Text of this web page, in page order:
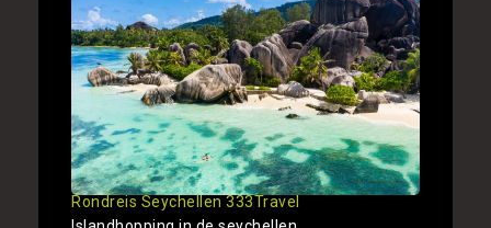
Rondreis Seychellen 333Travel